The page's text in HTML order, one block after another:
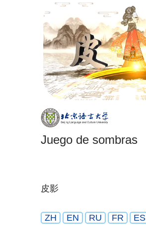
Juego de sombras
皮影
ZH EN RU FR ES